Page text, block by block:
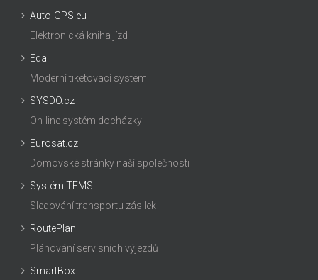
Auto-GPS.eu
Elektronická kniha jízd
Eda
Moderní tiketovací systém
SYSDO.cz
On-line systém docházky
Eurosat.cz
Domovské stránky naší společnosti
Systém TEMS
Sledování transportu zásilek
RoutePlan
Plánování servisních výjezdů
SmartBox